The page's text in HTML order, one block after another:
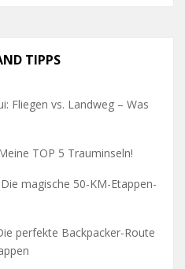
TIPPS
Fliegen vs. Landweg – Was
TOP 5 Trauminseln!
magische 50-KM-Etappen-
perfekte Backpacker-Route